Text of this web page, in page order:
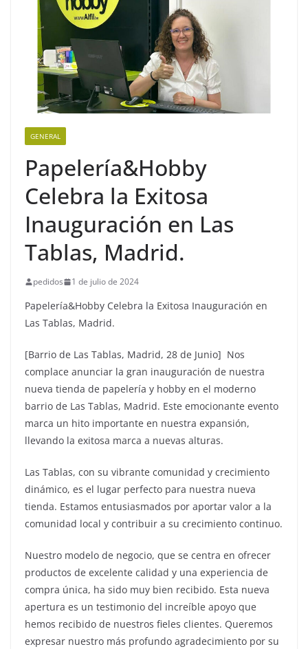
GENERAL
Papelería&Hobby
Celebra la Exitosa
Inauguración en Las
Tablas, Madrid.
pedidos 1 de julio de 2024
Papelería&Hobby Celebra la Exitosa Inauguración en
Las Tablas, Madrid.
[Barrio de Las Tablas, Madrid, 28 de Junio] Nos
complace anunciar la gran inauguración de nuestra
nueva tienda de papelería y hobby en el moderno
barrio de Las Tablas, Madrid. Este emocionante evento
marca un hito importante en nuestra expansión,
llevando la exitosa marca a nuevas alturas.
Las Tablas, con su vibrante comunidad y crecimiento
dinámico, es el lugar perfecto para nuestra nueva
tienda. Estamos entusiasmados por aportar valor a la
comunidad local y contribuir a su crecimiento continuo.
Nuestro modelo de negocio, que se centra en ofrecer
productos de excelente calidad y una experiencia de
compra única, ha sido muy bien recibido. Esta nueva
apertura es un testimonio del increíble apoyo que
hemos recibido de nuestros fieles clientes. Queremos
expresar nuestro más profundo agradecimiento por su